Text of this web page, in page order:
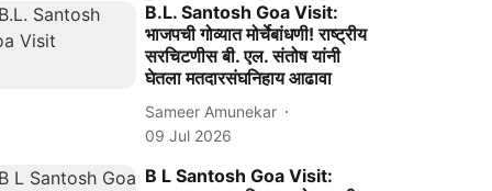
B.L. Santosh Goa Visit:
भाजपची गोव्यात मोर्चेबांधणी! राष्ट्रीय
सरचिटणीस बी. एल. संतोष यांनी
घेतला मतदारसंघनिहाय आढावा
Sameer Amunekar
09 Jul 2026
B L Santosh Goa Visit: